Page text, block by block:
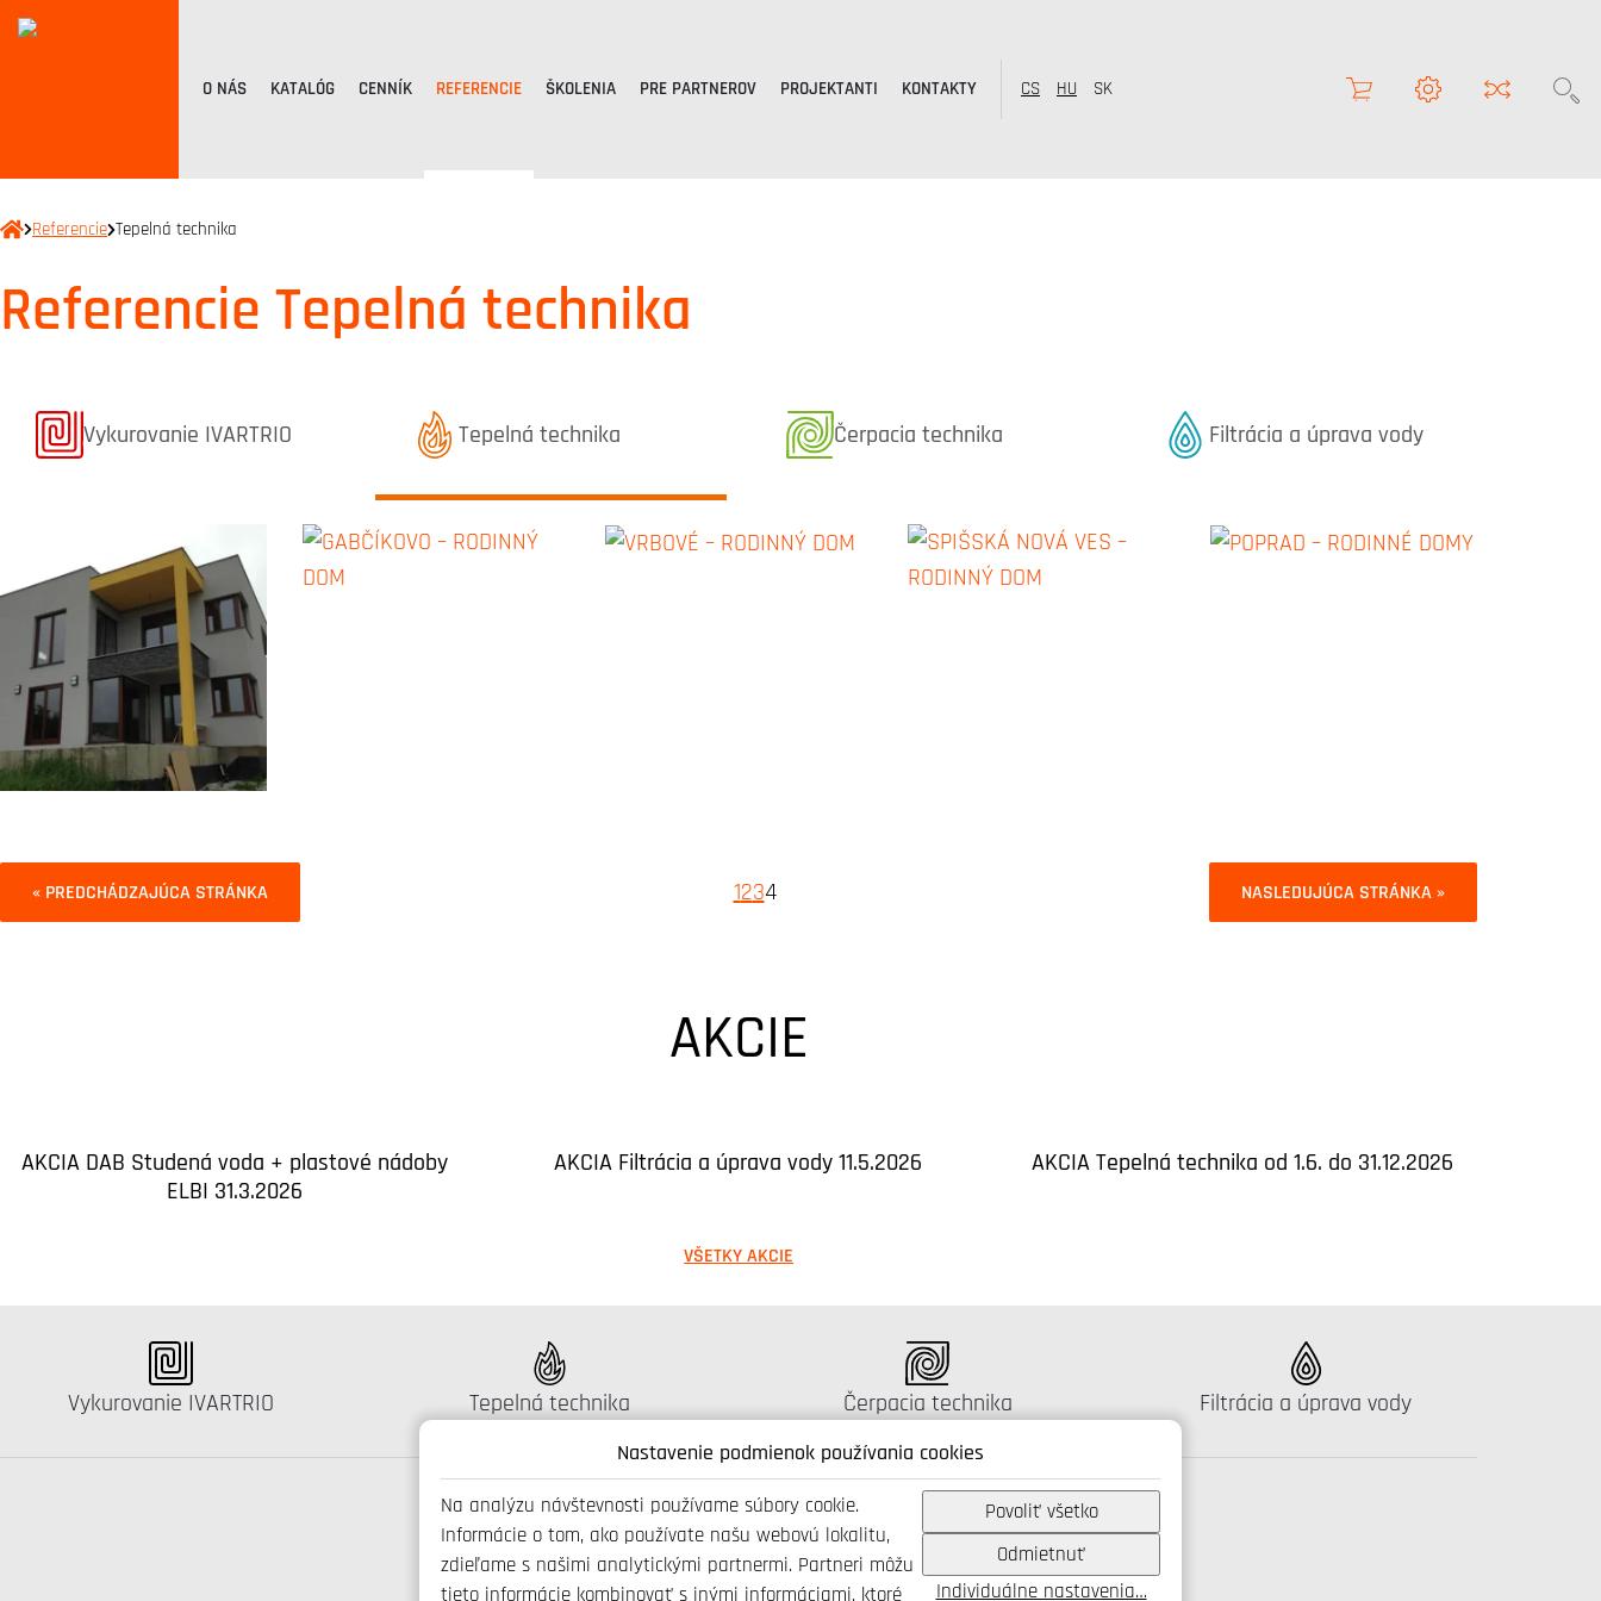
Nastavenie podmienok používania cookies
Na analýzu návštevnosti používame súbory cookie.
Informácie o tom, ako používate našu webovú lokalitu,
zdieľame s našimi analytickými partnermi. Partneri môžu
tieto informácie kombinovať s inými informáciami, ktoré
Povoliť všetko
Odmietnuť
Individuálne nastavenia…
O NÁS KATALÓG CENNÍK REFERENCIE ŠKOLENIA PRE PARTNEROV PROJEKTANTI KONTAKTY CS HU SK
Referencie Tepelná technika
Referencie Tepelná technika
Referenciák kategóriából
Vykurovanie IVARTRIO Referenciák kategóriából
Tepelná technika Referenciák kategóriából
Čerpacia technika Referenciák kategóriából
Filtrácia a úprava vody
« PREDCHÁDZAJÚCA STRÁNKA 1234 NASLEDUJÚCA STRÁNKA »
AKCIE
AKCIA DAB Studená voda + plastové nádoby
ELBI 31.3.2026
AKCIA Filtrácia a úprava vody 11.5.2026 AKCIA Tepelná technika od 1.6. do 31.12.2026
VŠETKY AKCIE
Katalógus:
Vykurovanie IVARTRIO Katalógus:
Tepelná technika Katalógus:
Čerpacia technika Katalógus:
Filtrácia a úprava vody
Spojte se s námi